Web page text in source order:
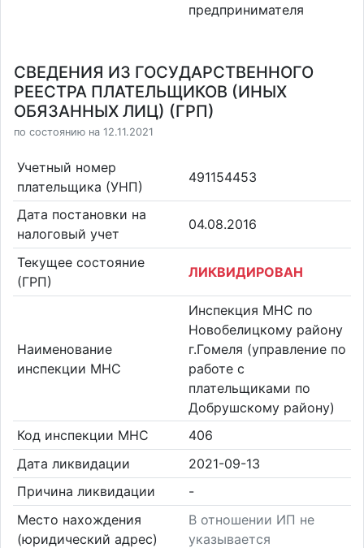
предпринимателя
СВЕДЕНИЯ ИЗ ГОСУДАРСТВЕННОГО
РЕЕСТРА ПЛАТЕЛЬЩИКОВ (ИНЫХ
ОБЯЗАННЫХ ЛИЦ) (ГРП)
по состоянию на 12.11.2021
Учетный номер
плательщика (УНП)
491154453
Дата постановки на
налоговый учет
04.08.2016
Текущее состояние
(ГРП)
ЛИКВИДИРОВАН
Наименование
инспекции МНС
Инспекция МНС по
Новобелицкому району
г.Гомеля (управление по
работе с
плательщиками по
Добрушскому району)
Код инспекции МНС
406
Дата ликвидации
2021-09-13
Причина ликвидации
-
Место нахождения
(юридический адрес)
В отношении ИП не
указывается